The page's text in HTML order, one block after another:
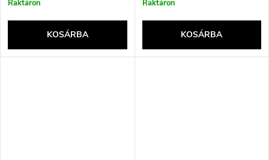
Raktáron
KOSÁRBA
Raktáron
KOSÁRBA